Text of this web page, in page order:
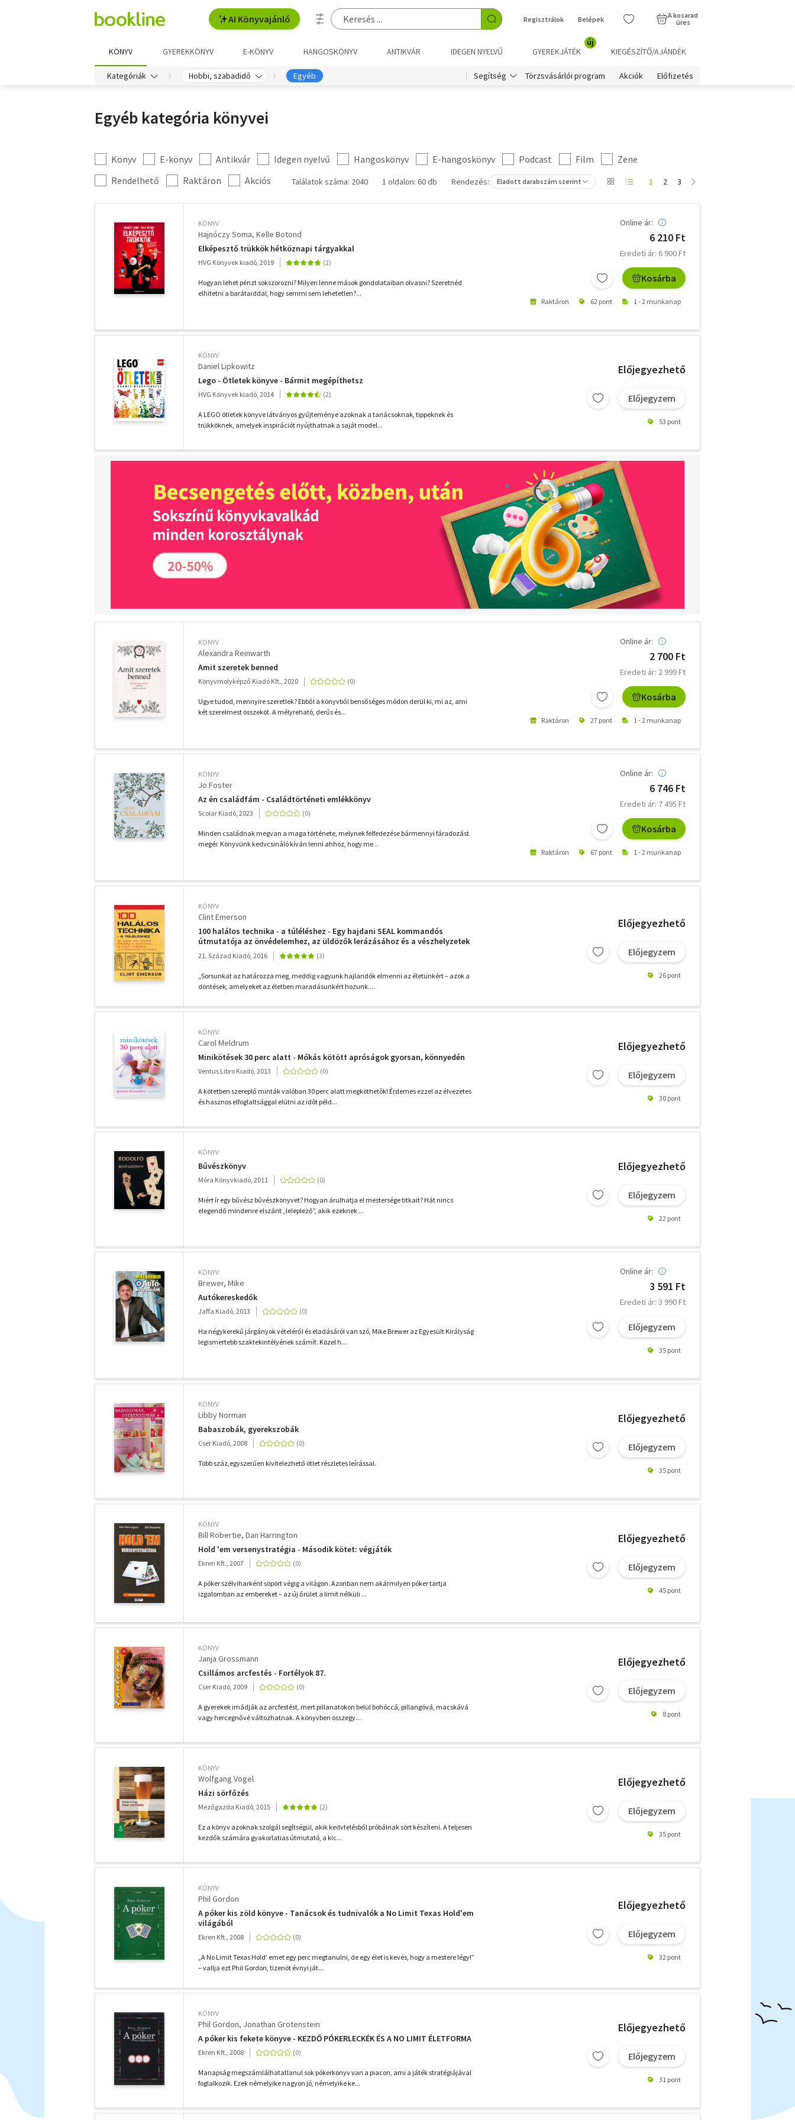
AI Könyvajánló Regisztrálok Belépek
A kosarad
üres
KÖNYV GYEREKKÖNYV E-KÖNYV HANGOSKÖNYV ANTIKVÁR IDEGEN NYELVŰ GYEREKJÁTÉK
új
KIEGÉSZÍTŐ/AJÁNDÉK
Kategóriák Hobbi, szabadidő Egyéb Segítség Törzsvásárlói program Akciók Előfizetés
Egyéb kategória könyvei
Kategória
szűrés
Könyv E-könyv Antikvár Idegen nyelvű Hangoskönyv E-hangoskönyv Podcast Film
Zene
További
szűrők
Rendelhető Raktáron Akciós Találatok száma: 2040 1 oldalon: 60 db Rendezés: Eladott darabszám szerint 1 2 3
KÖNYV
Hajnóczy Soma Kelle Botond
Elképesztő trükkök hétköznapi tárgyakkal
HVG Könyvek kiadó, 2019
Hogyan lehet pénzt sokszorozni? Milyen lenne mások gondolataiban olvasni? Szeretnéd
elhitetni a barátaiddal, hogy semmi sem lehetetlen?...
Online ár:
6 210 Ft
Eredeti ár: 6 900 Ft
Kosárba
Raktáron 62 pont 1 - 2 munkanap
KÖNYV
Daniel Lipkowitz
Lego - Ötletek könyve - Bármit megépíthetsz
HVG Könyvek kiadó, 2014
A LEGO ötletek könyve látványos gyűjteménye azoknak a tanácsoknak, tippeknek és
trükköknek, amelyek inspirációt nyújthatnak a saját model...
Előjegyezhető
Előjegyzem
53 pont
KÖNYV
Alexandra Reinwarth
Amit szeretek benned
Könyvmolyképző Kiadó Kft., 2020
Ugye tudod, mennyire szeretlek? Ebből a könyvből bensőséges módon derül ki, mi az, ami
két szerelmest összeköt. A mélyreható, derűs és...
Online ár:
2 700 Ft
Eredeti ár: 2 999 Ft
Kosárba
Raktáron 27 pont 1 - 2 munkanap
KÖNYV
Jo Foster
Az én családfám - Családtörténeti emlékkönyv
Scolar Kiadó, 2023
Minden családnak megvan a maga története, melynek felfedezése bármennyi fáradozást
megér. Könyvünk kedvcsináló kíván lenni ahhoz, hogy me...
Online ár:
6 746 Ft
Eredeti ár: 7 495 Ft
Kosárba
Raktáron 67 pont 1 - 2 munkanap
KÖNYV
Clint Emerson
100 halálos technika - a túléléshez - Egy hajdani SEAL kommandós
útmutatója az önvédelemhez, az üldözők lerázásához és a vészhelyzetek
túléléséhez
21. Század Kiadó, 2016
„Sorsunkat az határozza meg, meddig vagyunk hajlandók elmenni az életünkért – azok a
döntések, amelyeket az életben maradásunkért hozunk....
Előjegyezhető
Előjegyzem
26 pont
KÖNYV
Carol Meldrum
Minikötések 30 perc alatt - Mókás kötött apróságok gyorsan, könnyedén
Ventus Libro Kiadó, 2013
A kötetben szereplő minták valóban 30 perc alatt megköthetôk! Érdemes ezzel az élvezetes
és hasznos elfoglaltsággal elütni az idôt péld...
Előjegyezhető
Előjegyzem
30 pont
KÖNYV
Bűvészkönyv
Móra Könyvkiadó, 2011
Miért ír egy bűvész bűvészkönyvet? Hogyan árulhatja el mestersége titkait? Hát nincs
elegendő mindenre elszánt „leleplező”, akik ezeknek ...
Előjegyezhető
Előjegyzem
22 pont
KÖNYV
Brewer, Mike
Autókereskedők
Jaffa Kiadó, 2013
Ha négykerekű járgányok vételéről és eladásáról van szó, Mike Brewer az Egyesült Királyság
legismertebb szaktekintélyének számít. Közel h...
Online ár:
3 591 Ft
Eredeti ár: 3 990 Ft
Előjegyzem
35 pont
KÖNYV
Libby Norman
Babaszobák, gyerekszobák
Cser Kiadó, 2008
Több száz,egyszerűen kivitelezhető ötlet részletes leírással.
Előjegyezhető
Előjegyzem
35 pont
KÖNYV
Bill Robertie Dan Harrington
Hold 'em versenystratégia - Második kötet: végjáték
Ekren Kft., 2007
A póker szélviharként söpört végig a világon. Azonban nem akármilyen póker tartja
izgalomban az embereket – az új őrület a limit nélküli ...
Előjegyezhető
Előjegyzem
45 pont
KÖNYV
Janja Grossmann
Csillámos arcfestés - Fortélyok 87.
Cser Kiadó, 2009
A gyerekek imádják az arcfestést, mert pillanatokon belül bohóccá, pillangóvá, macskává
vagy hercegnővé változhatnak. A könyvben összegy...
Előjegyezhető
Előjegyzem
8 pont
KÖNYV
Wolfgang Vogel
Házi sörfőzés
Mezőgazda Kiadó, 2015
Ez a könyv azoknak szolgál segítségül, akik kedvtelésből próbálnak sört készíteni. A teljesen
kezdők számára gyakorlatias útmutató, a kic...
Előjegyezhető
Előjegyzem
35 pont
KÖNYV
Phil Gordon
A póker kis zöld könyve - Tanácsok és tudnivalók a No Limit Texas Hold'em
világából
Ekren Kft., 2008
„A No Limit Texas Hold’ emet egy perc megtanulni, de egy élet is kevés, hogy a mestere légy!”
– vallja ezt Phil Gordon, tizenöt évnyi ját...
Előjegyezhető
Előjegyzem
32 pont
KÖNYV
Phil Gordon Jonathan Grotenstein
A póker kis fekete könyve - KEZDŐ PÓKERLECKÉK ÉS A NO LIMIT ÉLETFORMA
Ekren Kft., 2008
Manapság megszámlálhatatlanul sok pókerkönyv van a piacon, ami a játék stratégiájával
foglalkozik. Ezek némelyike nagyon jó, némelyike ke...
Előjegyezhető
Előjegyzem
31 pont